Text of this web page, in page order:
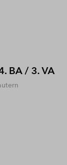
BA / 3. VA